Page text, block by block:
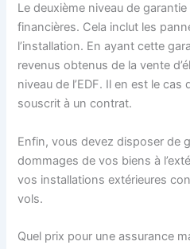
Le deuxième niveau de
financières. Cela inclut les
l’installation. En ayant cette
revenus obtenus de la vente
niveau de l’EDF. Il en est le
souscrit à un contrat.
Enfin, vous devez disposer de
dommages de vos biens à
vos installations extérieures
vols.
Quel prix pour une assurance